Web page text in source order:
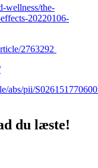
wellness/the-
20220106-
2763292
abs/pii/
du læste!